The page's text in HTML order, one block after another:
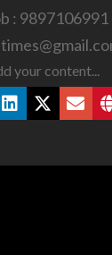
: 9897106991
your content...